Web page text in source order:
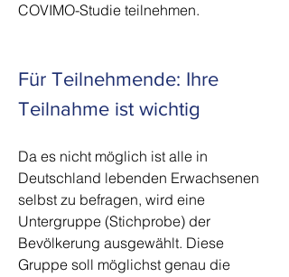
COVIMO-Studie teilnehmen.
Für Teilnehmende: Ihre
Teilnahme ist wichtig
Da es nicht möglich ist alle in
Deutschland lebenden Erwachsenen
selbst zu befragen, wird eine
Untergruppe (Stichprobe) der
Bevölkerung ausgewählt. Diese
Gruppe soll möglichst genau die